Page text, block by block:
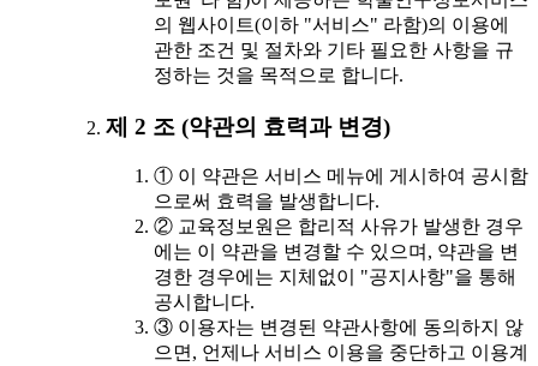
의 웹사이트(이하 "서비스" 라함)의 이용에
관한 조건 및 절차와 기타 필요한 사항을 규
정하는 것을 목적으로 합니다.
제 2 조 (약관의 효력과 변경)
① 이 약관은 서비스 메뉴에 게시하여 공시함
으로써 효력을 발생합니다.
② 교육정보원은 합리적 사유가 발생한 경우
에는 이 약관을 변경할 수 있으며, 약관을 변
경한 경우에는 지체없이 "공지사항"을 통해
공시합니다.
③ 이용자는 변경된 약관사항에 동의하지 않
으면, 언제나 서비스 이용을 중단하고 이용계